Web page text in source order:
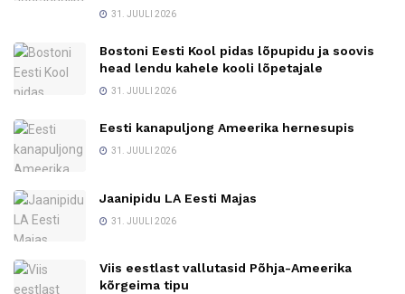
31. JUULI 2026
Bostoni Eesti Kool pidas lõpupidu ja soovis
head lendu kahele kooli lõpetajale
31. JUULI 2026
Eesti kanapuljong Ameerika hernesupis
31. JUULI 2026
Jaanipidu LA Eesti Majas
31. JUULI 2026
Viis eestlast vallutasid Põhja-Ameerika
kõrgeima tipu